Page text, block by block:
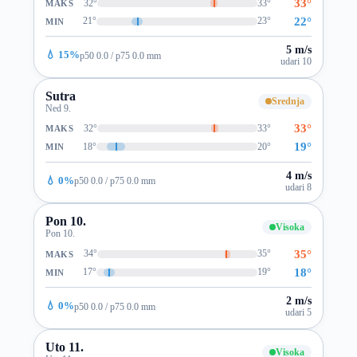
MAKS 32° 33° 33°
MIN 21° 23° 22°
💧 15%p50 0.0 / p75 0.0 mm 5 m/s
udari 10
Sutra
Ned 9.
Srednja
MAKS 32° 33° 33°
MIN 18° 20° 19°
💧 0%p50 0.0 / p75 0.0 mm 4 m/s
udari 8
Pon 10.
Pon 10.
Visoka
MAKS 34° 35° 35°
MIN 17° 19° 18°
💧 0%p50 0.0 / p75 0.0 mm 2 m/s
udari 5
Uto 11. Visoka